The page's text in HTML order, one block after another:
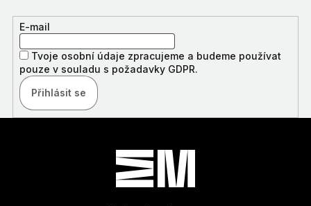
E-mail
Tvoje osobní údaje zpracujeme a budeme používat
pouze v souladu s požadavky GDPR.
Přihlásit se